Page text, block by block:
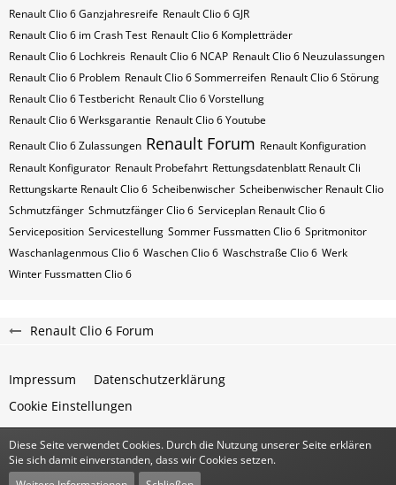
Renault Clio 6 Ganzjahresreife Renault Clio 6 GJR
Renault Clio 6 im Crash Test Renault Clio 6 Kompletträder
Renault Clio 6 Lochkreis Renault Clio 6 NCAP Renault Clio 6 Neuzulassungen
Renault Clio 6 Problem Renault Clio 6 Sommerreifen Renault Clio 6 Störung
Renault Clio 6 Testbericht Renault Clio 6 Vorstellung
Renault Clio 6 Werksgarantie Renault Clio 6 Youtube
Renault Clio 6 Zulassungen Renault Forum Renault Konfiguration
Renault Konfigurator Renault Probefahrt Rettungsdatenblatt Renault Cli
Rettungskarte Renault Clio 6 Scheibenwischer Scheibenwischer Renault​ Clio
Schmutzfänger Schmutzfänger Clio 6 Serviceplan Renault Clio 6
Serviceposition Servicestellung Sommer Fussmatten Clio 6 Spritmonitor
Waschanlagenmous Clio 6 Waschen Clio 6 Waschstraße Clio 6 Werk
Winter Fussmatten Clio 6
Renault Clio 6 Forum
Impressum
Datenschutzerklärung
Cookie Einstellungen
Community-Software:WoltLab Suite™
Stil:Classicvon
Diese Seite verwendet Cookies. Durch die Nutzung unserer Seite erklären
Sie sich damit einverstanden, dass wir Cookies setzen.